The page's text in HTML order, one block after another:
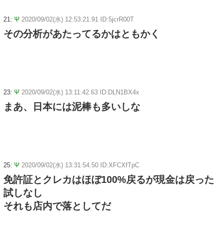
21: Ψ 2020/09/02(水) 12:53:21.91 ID:5jcrR00T
その分析があたってるかはともかく
23: Ψ 2020/09/02(水) 13:11:42.63 ID:DLN1BX4x
まあ、日本には泥棒も多いしな
25: Ψ 2020/09/02(水) 13:31:54.50 ID:XFCXfTpC
免許証とクレカはほぼ100%戻るが現金は戻った
試しなし
それも店内で落としてだ